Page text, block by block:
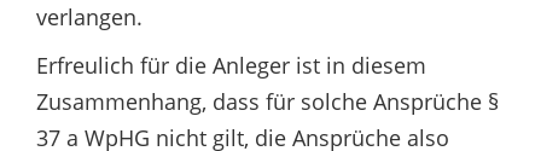
verlangen.
Erfreulich für die Anleger ist in diesem
Zusammenhang, dass für solche Ansprüche §
37 a WpHG nicht gilt, die Ansprüche also